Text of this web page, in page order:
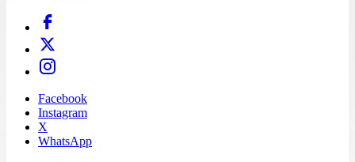
Facebook
Instagram
X
WhatsApp